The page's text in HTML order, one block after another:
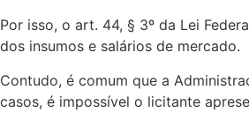
Por isso, o art. 44, § 3º da Lei
dos insumos e salários de mercado.
Contudo, é comum que a
casos, é impossível o licitante